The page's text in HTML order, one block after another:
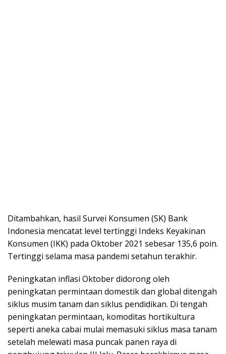
Ditambahkan, hasil Survei Konsumen (SK) Bank
Indonesia mencatat level tertinggi Indeks Keyakinan
Konsumen (IKK) pada Oktober 2021 sebesar 135,6 poin.
Tertinggi selama masa pandemi setahun terakhir.
Peningkatan inflasi Oktober didorong oleh
peningkatan permintaan domestik dan global ditengah
siklus musim tanam dan siklus pendidikan. Di tengah
peningkatan permintaan, komoditas hortikultura
seperti aneka cabai mulai memasuki siklus masa tanam
setelah melewati masa puncak panen raya di